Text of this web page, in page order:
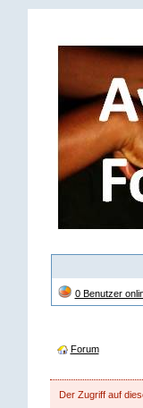
0 Benutzer
Forum
Der Zugriff auf